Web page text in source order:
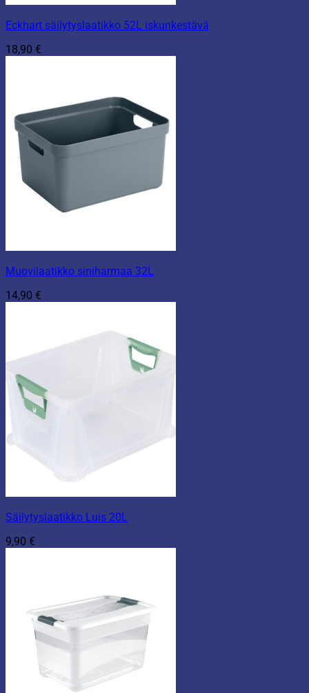
Eckhart säilytyslaatikko 52L iskunkestävä
18,90 €
Muovilaatikko siniharmaa 32L
14,90 €
Säilytyslaatikko Luis 20L
9,90 €